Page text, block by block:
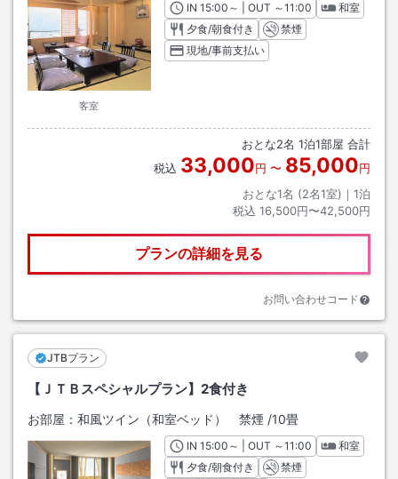
客室
INチェックイン
15:00 ～ | OUT チェックアウト
～11:00
和室
夕食/朝食付き
禁煙
現地/事前支払い
おとな2名 1泊1部屋 合計
税込 33,000円 〜 85,000円
おとな1名 (2名1室)｜ 1泊
税込 16,500円〜42,500円
プランの詳細を見る
お問い合わせコード
JTBプラン
【ＪＴＢスペシャルプラン】2食付き
お部屋： 和風ツイン（和室ベッド） 禁煙 /10畳
INチェックイン
15:00 ～ | OUT チェックアウト
～11:00
和室
夕食/朝食付き
禁煙